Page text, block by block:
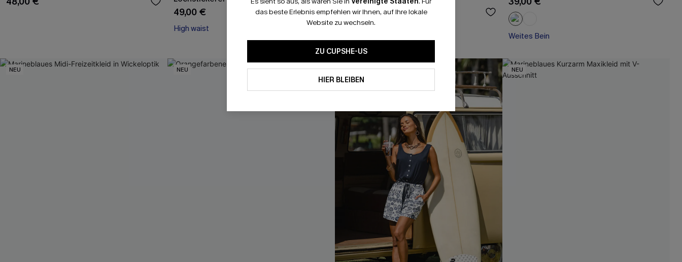
49,00 €
High waist
39,00 €
Weites Bein
NEU NEU NEU NEU
das beste Erlebnis empfehlen wir Ihnen, auf Ihre lokale
Website zu wechseln.
ZU CUPSHE-US
HIER BLEIBEN